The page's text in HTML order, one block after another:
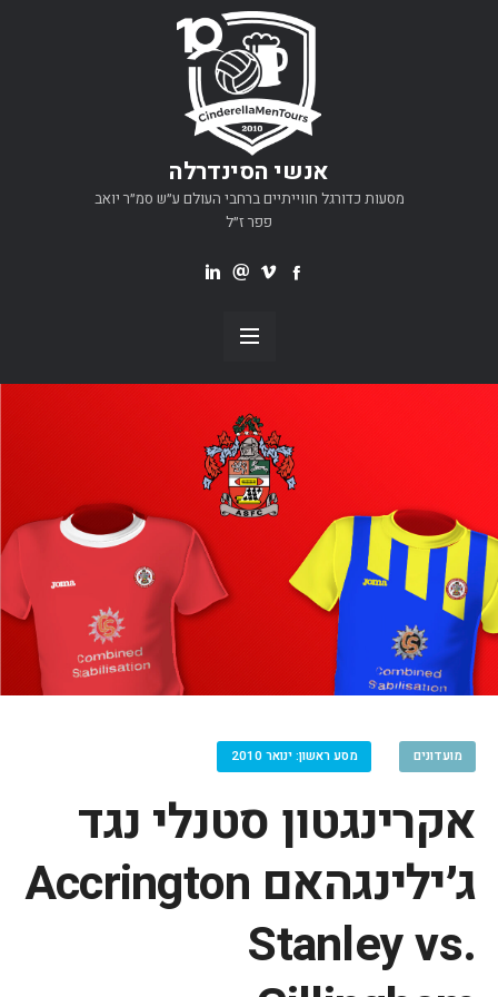
אנשי הסינדרלה
מסעות כדורגל חווייתיים ברחבי העולם ע״ש סמ״ר יואב
פפר ז״ל
מועדונים מסע ראשון: ינואר 2010
אקרינגטון סטנלי נגד
ג׳ילינגהאם Accrington
Stanley vs.